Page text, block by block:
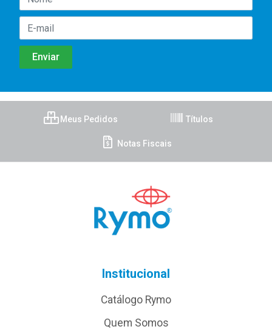
Meus Pedidos Títulos
Notas Fiscais
Institucional
Catálogo Rymo
Quem Somos